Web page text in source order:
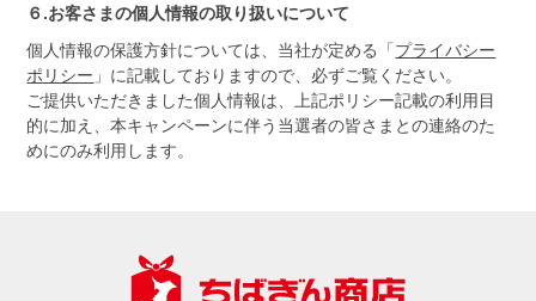
６.お客さまの個人情報の取り扱いについて
個人情報の保護方針については、当社が定める「プライバシー
ポリシー 」に記載しておりますので、必ずご覧ください。
ご提供いただきました個人情報は、上記ポリシー記載の利用目
的に加え、本キャンペーンに伴う当選者の皆さまとの連絡のた
めにのみ利用します。